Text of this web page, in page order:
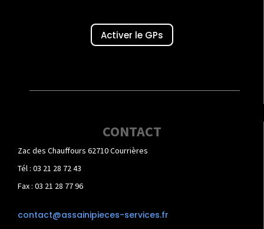
Activer le GPs
CONTACT
Zac des Chauffours 62710 Courrières
Tél : 03 21 28 72 43
Fax : 03 21 28 77 96
contact@assainipieces-services.fr